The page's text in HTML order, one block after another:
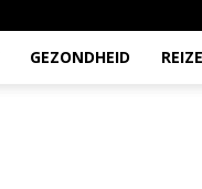
GEZONDHEID